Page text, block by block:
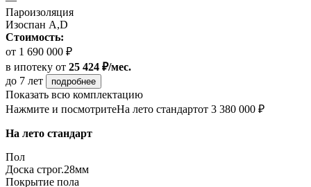
Пароизоляция
Изоспан A,D
Стоимость:
от 1 690 000 ₽
в ипотеку от 25 424 ₽/мес.
до 7 лет
подробнее
Показать всю комплектацию
Нажмите и посмотритеНа лето стандартот 3 380 000 ₽
На лето стандарт
Пол
Доска строг.28мм
Покрытие пола